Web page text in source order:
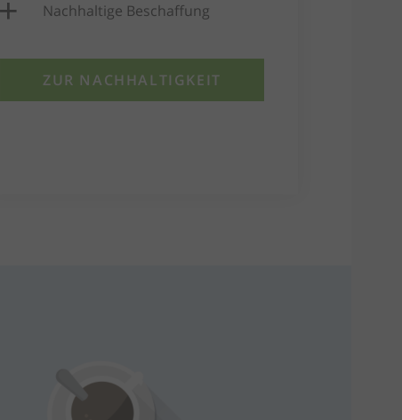
Nachhaltige Beschaffung
ZUR NACHHALTIGKEIT